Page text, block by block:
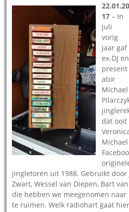
22.01.20
17 – In
juli
vorig
jaar gaf
ex-DJ en
present
ator
Michael
dat ooit
jingletoren uit 1988. Gebruikt door
Zwart, Wessel van Diepen, Bart
die hebben we meegenomen naar
te ruimen. Welk radiohart gaat